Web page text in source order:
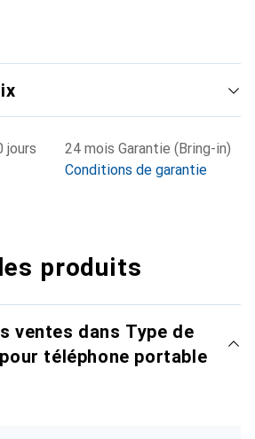
jours
24 mois Garantie (Bring-in)
Conditions de garantie
produits
ventes dans Type de
téléphone portable